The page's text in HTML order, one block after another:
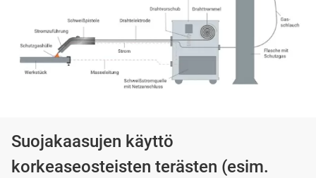
Suojakaasujen käyttö
korkeaseosteisten terästen (esim.